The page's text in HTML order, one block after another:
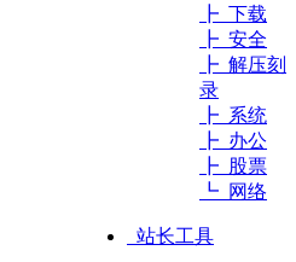
┣ 下载
┣ 安全
┣ 解压刻
录
┣ 系统
┣ 办公
┣ 股票
┗ 网络
站长工具